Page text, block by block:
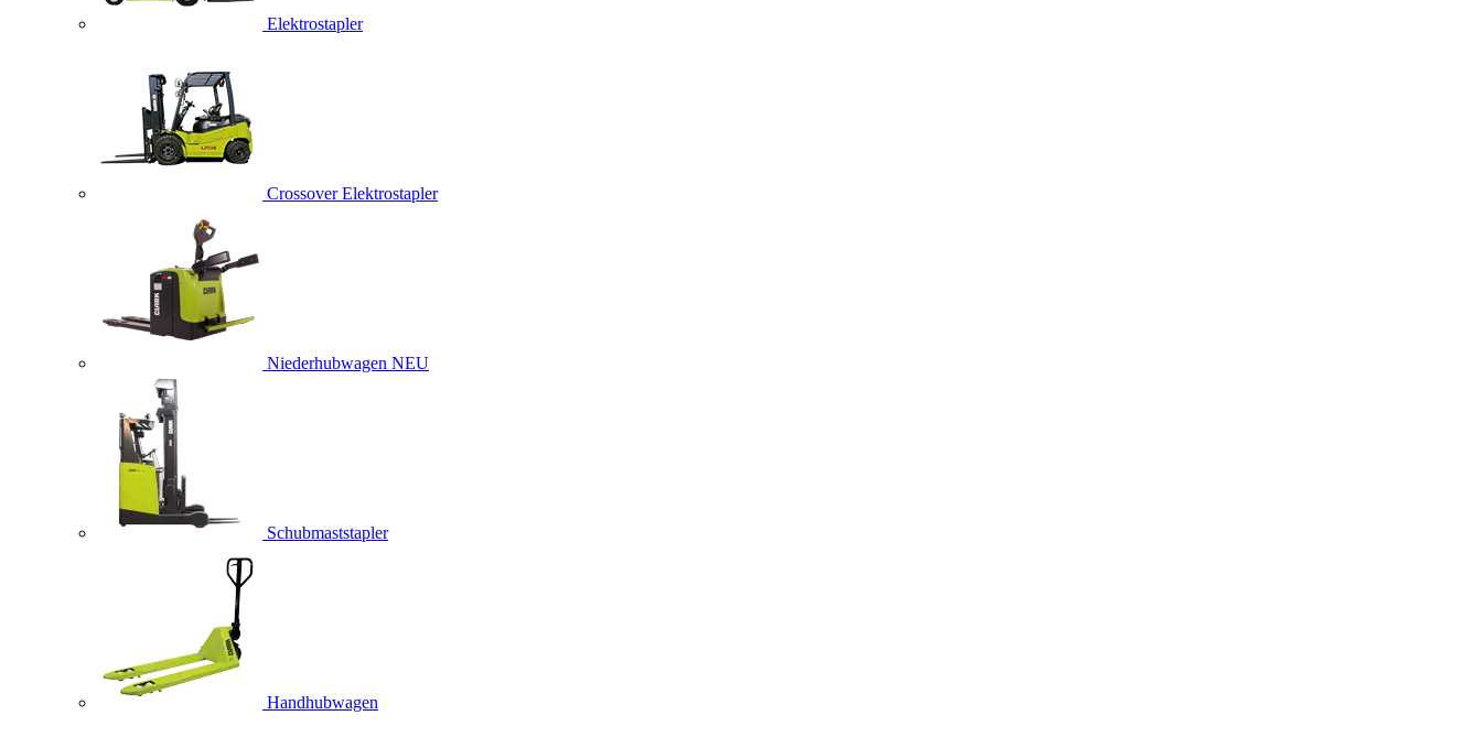
Elektrostapler
Crossover Elektrostapler
Niederhubwagen NEU
Schubmaststapler
Handhubwagen